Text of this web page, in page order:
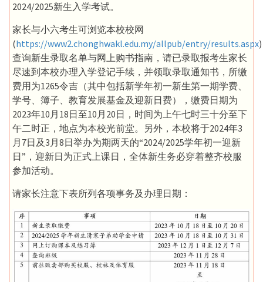
2024/2025新生入学考试。
家长与小六考生可浏览本校校网
(https://www2.chonghwakl.edu.my/allpub/entry/results.aspx)
查询新生录取名单与网上购书指南，请已录取报考生家长
尽速到本校办理入学登记手续，并领取录取通知书，所缴
费用为1265令吉（其中包括新学年初一新生第一期学费、
学号、簿子、教育发展基金及迎新日费），缴费日期为
2023年10月18日至10月20日，时间为上午七时三十分至下
午二时正，地点为本校光前堂。另外，本校将于2024年3
月7日及3月8日举办为期两天的“2024/2025学年初一迎新
日”，迎新日为正式上课日，全体新生务必穿着整齐校服
参加活动。
请家长注意下表所列各项事务及办理日期：